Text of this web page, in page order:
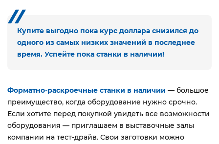
Купите выгодно пока курс доллара снизился до
одного из самых низких значений в последнее
время. Успейте пока станки в наличии!
Форматно-раскроечные станки в наличии — большое
преимущество, когда оборудование нужно срочно.
Если хотите перед покупкой увидеть все возможности
оборудования — приглашаем в выставочные залы
компании на тест-драйв. Свои заготовки можно